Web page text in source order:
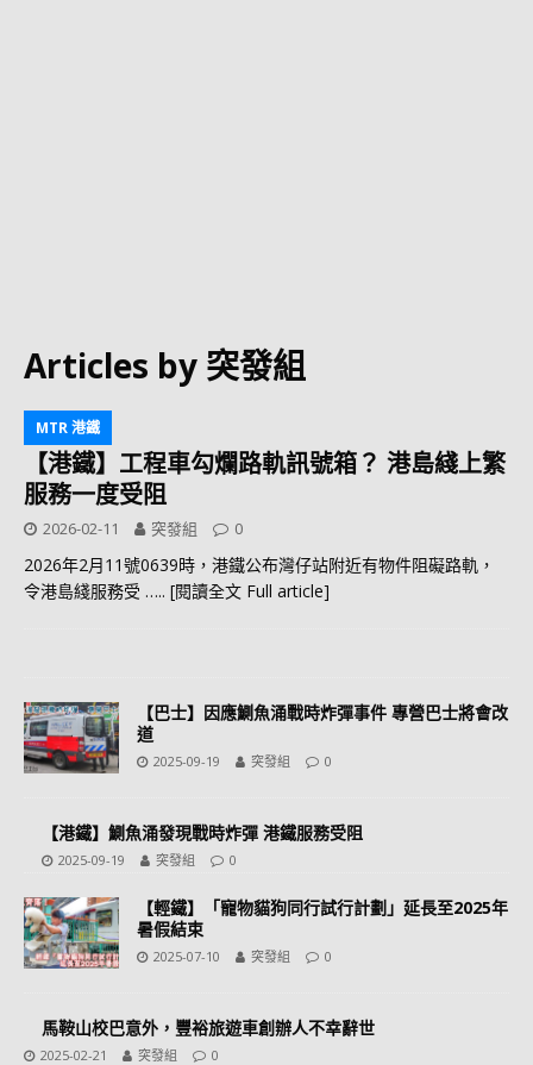
Articles by 突發組
MTR 港鐵
【港鐵】工程車勾爛路軌訊號箱？ 港島綫上繁
服務一度受阻
2026-02-11 突發組 0
2026年2月11號0639時，港鐵公布灣仔站附近有物件阻礙路軌，
令港島綫服務受 ….. [閱讀全文 Full article]
【巴士】因應鰂魚涌戰時炸彈事件 專營巴士將會改
道
2025-09-19 突發組 0
【港鐵】鰂魚涌發現戰時炸彈 港鐵服務受阻
2025-09-19 突發組 0
【輕鐵】「寵物貓狗同行試行計劃」延長至2025年
暑假結束
2025-07-10 突發組 0
馬鞍山校巴意外，豐裕旅遊車創辦人不幸辭世
2025-02-21 突發組 0